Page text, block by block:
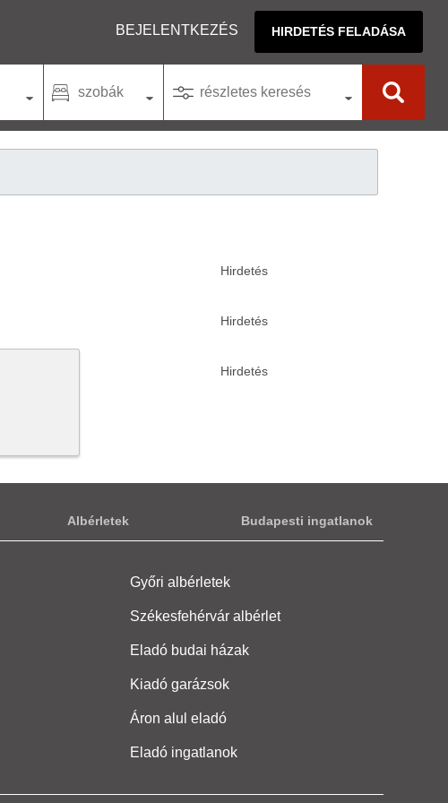
BEJELENTKEZÉS HIRDETÉS FELADÁSA
szobák részletes keresés
Albérletek Budapesti ingatlanok
Győri albérletek
Székesfehérvár albérlet
Eladó budai házak
Kiadó garázsok
Áron alul eladó
Eladó ingatlanok